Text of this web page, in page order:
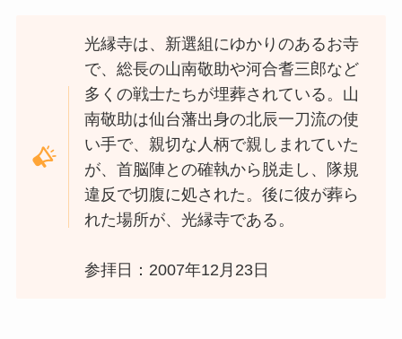
光縁寺は、新選組にゆかりのあるお寺
で、総長の山南敬助や河合耆三郎など
多くの戦士たちが埋葬されている。山
南敬助は仙台藩出身の北辰一刀流の使
い手で、親切な人柄で親しまれていた
が、首脳陣との確執から脱走し、隊規
違反で切腹に処された。後に彼が葬ら
れた場所が、光縁寺である。
参拝日：2007年12月23日